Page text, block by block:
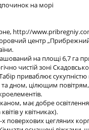
на морі
http://
центр
на площі 6,7 га
чистій зоні
приваблює
дном, цілющим
має добре
у квітниках).
поверхових цегляних